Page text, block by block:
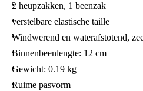
2 heupzakken, 1 beenzak
verstelbare elastische taille
Windwerend en waterafstotend,
Binnenbeenlengte: 12 cm
Gewicht: 0.19 kg
Ruime pasvorm